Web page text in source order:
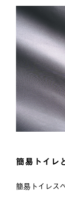
簡易トイレ
簡易トイレス